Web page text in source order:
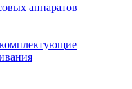
аппаратов